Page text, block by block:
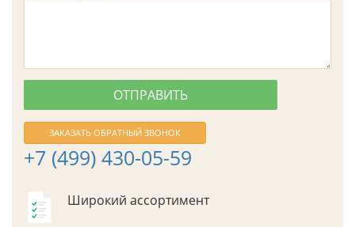
ЗАКАЗАТЬ ОБРАТНЫЙ ЗВОНОК
+7 (499) 430-05-59
Широкий ассортимент